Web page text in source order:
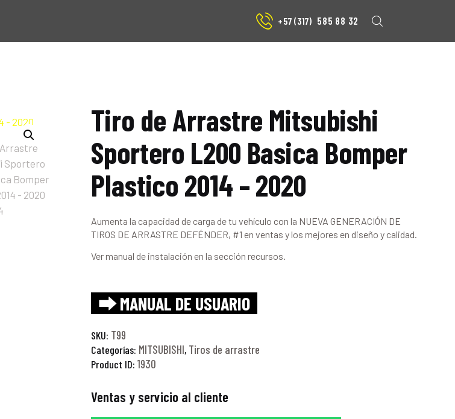
+57 (317) 585 88 32
Tiro de Arrastre Mitsubishi
Sportero L200 Basica Bomper
Plastico 2014 – 2020
Aumenta la capacidad de carga de tu vehículo con la NUEVA GENERACIÓN DE
TIROS DE ARRASTRE DEFÉNDER, #1 en ventas y los mejores en diseño y calidad.
Ver manual de instalación en la sección recursos.
⮕ MANUAL DE USUARIO
SKU: T99
Categorías: MITSUBISHI, Tiros de arrastre
Product ID: 1930
Ventas y servicio al cliente